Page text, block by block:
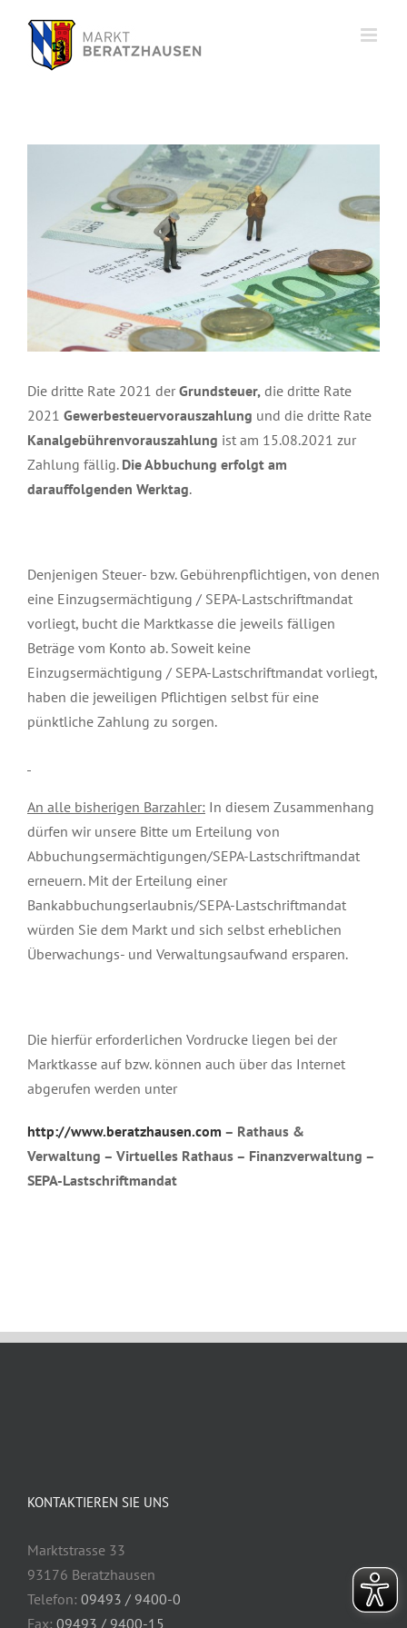
springen
Die dritte Rate 2021 der Grundsteuer, die dritte Rate
2021 Gewerbesteuervorauszahlung und die dritte Rate
Kanalgebührenvorauszahlung ist am 15.08.2021 zur
Zahlung fällig. Die Abbuchung erfolgt am
darauffolgenden Werktag.
Denjenigen Steuer- bzw. Gebührenpflichtigen, von denen
eine Einzugsermächtigung / SEPA-Lastschriftmandat
vorliegt, bucht die Marktkasse die jeweils fälligen
Beträge vom Konto ab. Soweit keine
Einzugsermächtigung / SEPA-Lastschriftmandat vorliegt,
haben die jeweiligen Pflichtigen selbst für eine
pünktliche Zahlung zu sorgen.
An alle bisherigen Barzahler: In diesem Zusammenhang
dürfen wir unsere Bitte um Erteilung von
Abbuchungsermächtigungen/SEPA-Lastschriftmandat
erneuern. Mit der Erteilung einer
Bankabbuchungserlaubnis/SEPA-Lastschriftmandat
würden Sie dem Markt und sich selbst erheblichen
Überwachungs- und Verwaltungsaufwand ersparen.
Die hierfür erforderlichen Vordrucke liegen bei der
Marktkasse auf bzw. können auch über das Internet
abgerufen werden unter
http://www.beratzhausen.com – Rathaus &
Verwaltung – Virtuelles Rathaus – Finanzverwaltung –
SEPA-Lastschriftmandat
KONTAKTIEREN SIE UNS
Marktstrasse 33
93176 Beratzhausen
Telefon: 09493 / 9400-0
Fax: 09493 / 9400-15